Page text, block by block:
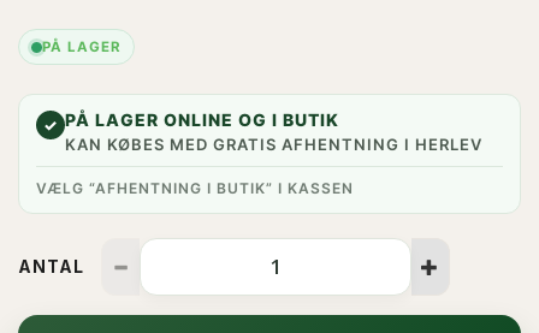
PÅ LAGER
✓ PÅ LAGER ONLINE OG I BUTIK
KAN KØBES MED GRATIS AFHENTNING I HERLEV
VÆLG “AFHENTNING I BUTIK” I KASSEN
ANTAL